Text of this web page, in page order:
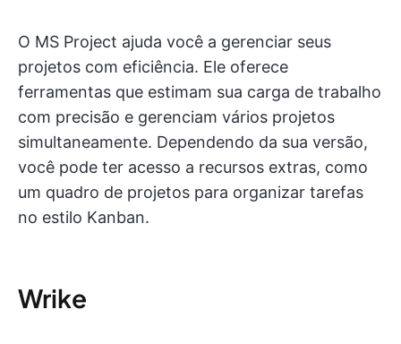
O MS Project ajuda você a gerenciar seus
projetos com eficiência. Ele oferece
ferramentas que estimam sua carga de trabalho
com precisão e gerenciam vários projetos
simultaneamente. Dependendo da sua versão,
você pode ter acesso a recursos extras, como
um quadro de projetos para organizar tarefas
no estilo Kanban.
Wrike